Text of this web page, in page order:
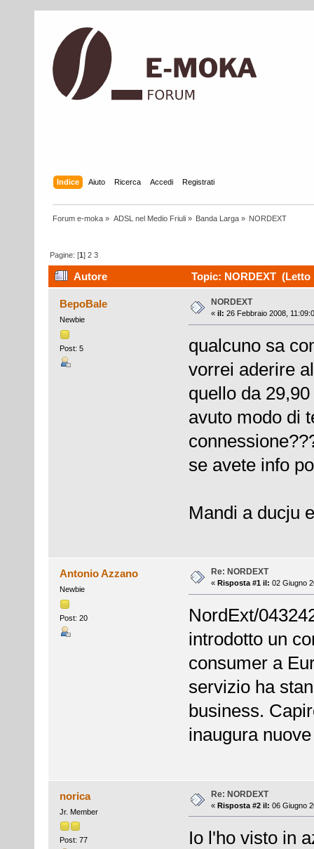
Indice Aiuto Ricerca Accedi Registrati
Forum e-moka » ADSL nel Medio Friuli» Banda Larga» NORDEXT
Pagine: [1]2 3
Autore Topic: NORDEXT (Letto
BepoBale
Newbie
Post: 5
NORDEXT
« il: 26 Febbraio 2008,
qualcuno sa
vorrei aderire
quello da
avuto modo di
se avete info
Mandi a ducju
Antonio Azzano
Newbie
Post: 20
Re: NORDEXT
« Risposta #1 il: 02 Giugno
NordExt/
introdotto un
consumer a
servizio ha
business.
inaugura
norica
Jr. Member
Post: 77
Re: NORDEXT
« Risposta #2 il: 06 Giugno
Io l'ho visto in